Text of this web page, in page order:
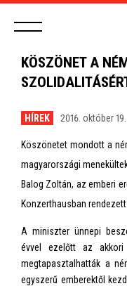
KÖSZÖNET A
HÍREK 2016. október 19.
Köszönetet mondott a
magyarországi
Balog Zoltán, az emberi
Konzerthausban
A miniszter ünnepi
évvel ezelőtt az akkori
megtapasztalhatták a
egyszerű emberektől